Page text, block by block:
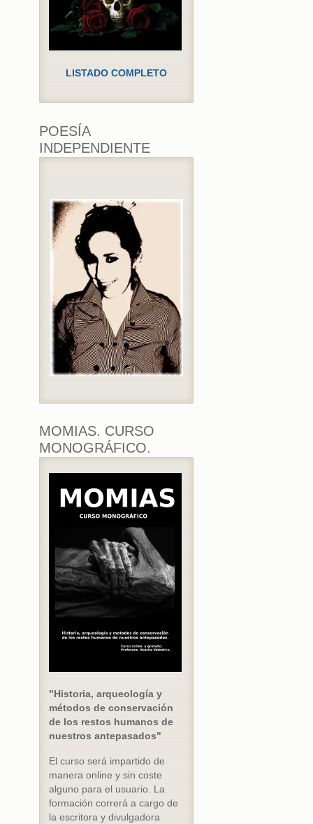
LISTADO COMPLETO
POESÍA
INDEPENDIENTE
MOMIAS. CURSO
MONOGRÁFICO.
"Historia, arqueología y
métodos de conservación
de los restos humanos de
nuestros antepasados"
El curso será impartido de
manera online y sin coste
alguno para el usuario. La
formación correrá a cargo de
la escritora y divulgadora